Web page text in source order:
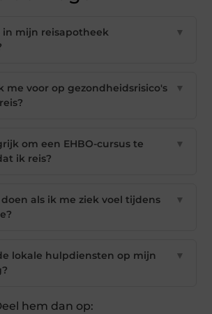
in mijn reisapotheek
▼
me voor op gezondheidsrisico's
▼
om een EHBO-cursus te
ik reis?
▼
als ik me ziek voel tijdens
▼
lokale hulpdiensten op mijn
▼
hem dan op: